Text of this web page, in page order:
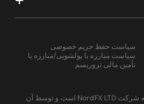
سیاست حفظ حریم خصوصی
سیاست مبارزه با پولشویی/مبارزه با
تأمین مالی تروریسم
وب‌سایت www.NordFX.com متعلق به شرکت NordFX LTD است و توسط آن